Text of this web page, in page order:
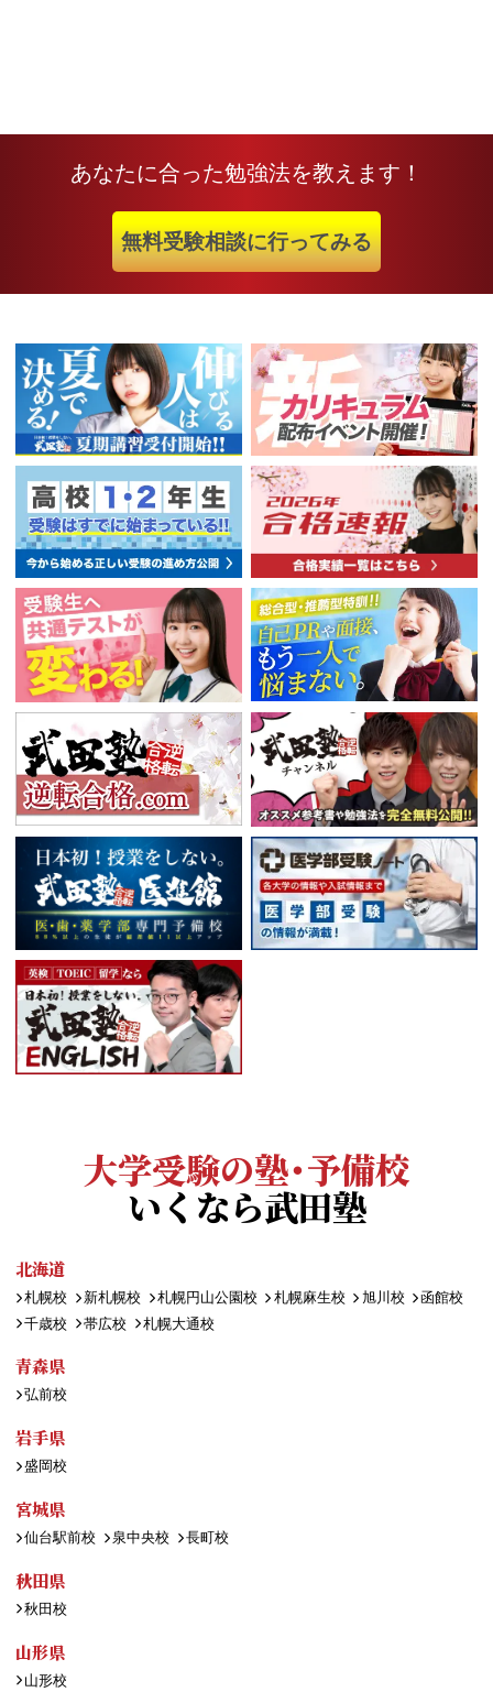
あなたに合った勉強法を教えます！
無料受験相談に行ってみる
大学受験の塾・予備校
いくなら武田塾
北海道
札幌校 新札幌校 札幌円山公園校 札幌麻生校 旭川校
函館校
千歳校
帯広校 札幌大通校
青森県
弘前校
岩手県
盛岡校
宮城県
仙台駅前校 泉中央校 長町校
秋田県
秋田校
山形県
山形校